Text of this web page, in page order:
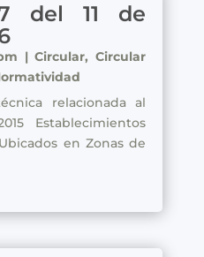
del 11 de
|Circular,Circular
relacionada al
Establecimientos
en Zonas de